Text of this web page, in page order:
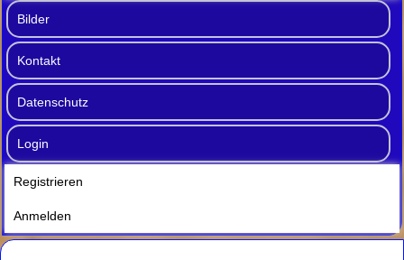
Bilder
Kontakt
Datenschutz
Login
Registrieren
Anmelden